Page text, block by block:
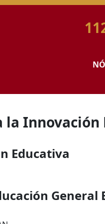
la Innovación
Educativa
General